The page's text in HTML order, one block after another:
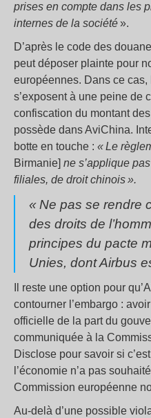
prises en compte dans les
internes de la société».
D’après le code des
peut déposer plainte pour
européennes. Dans ce cas,
s’exposent à une peine de
confiscation du montant
possède dans AviChina.
botte en touche : « Le
Birmanie] ne s’applique
filiales, de droit chinois ».
« Ne pas se rendre
des droits de
principes du pacte
Unies, dont Airbus
Il reste une option pour
contourner l’embargo :
officielle de la part du
communiquée à la
Disclose pour savoir si
l’économie n’a pas
Commission européenne
Au-delà d’une possible